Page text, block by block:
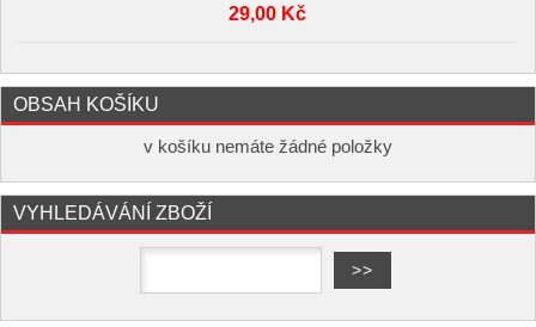
29,00 Kč
OBSAH KOŠÍKU
v košíku nemáte žádné položky
VYHLEDÁVÁNÍ ZBOŽÍ